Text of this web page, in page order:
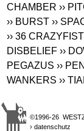
CHAMBER ››
›› BURST ››
›› 36
DISBELIEF ››
PEGAZUS ››
WANKERS ››
©1996-26
› datenschutz